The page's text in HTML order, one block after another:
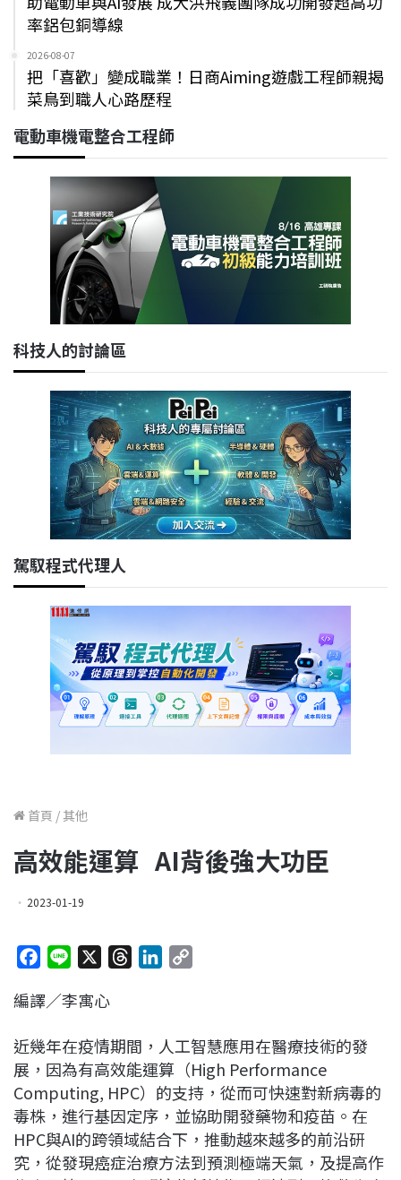
率鋁包銅導線
2026-08-07
把「喜歡」變成職業！日商Aiming遊戲工程師親揭
菜鳥到職人心路歷程
電動車機電整合工程師
科技人的討論區
駕馭程式代理人